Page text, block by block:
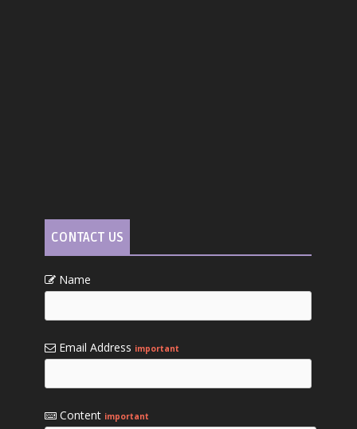
CONTACT US
Name
Email Address important
Content important